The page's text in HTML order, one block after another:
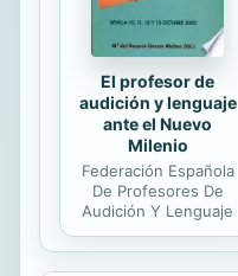
El profesor de
audición y lenguaje
ante el Nuevo
Milenio
Federación Española
De Profesores De
Audición Y Lenguaje